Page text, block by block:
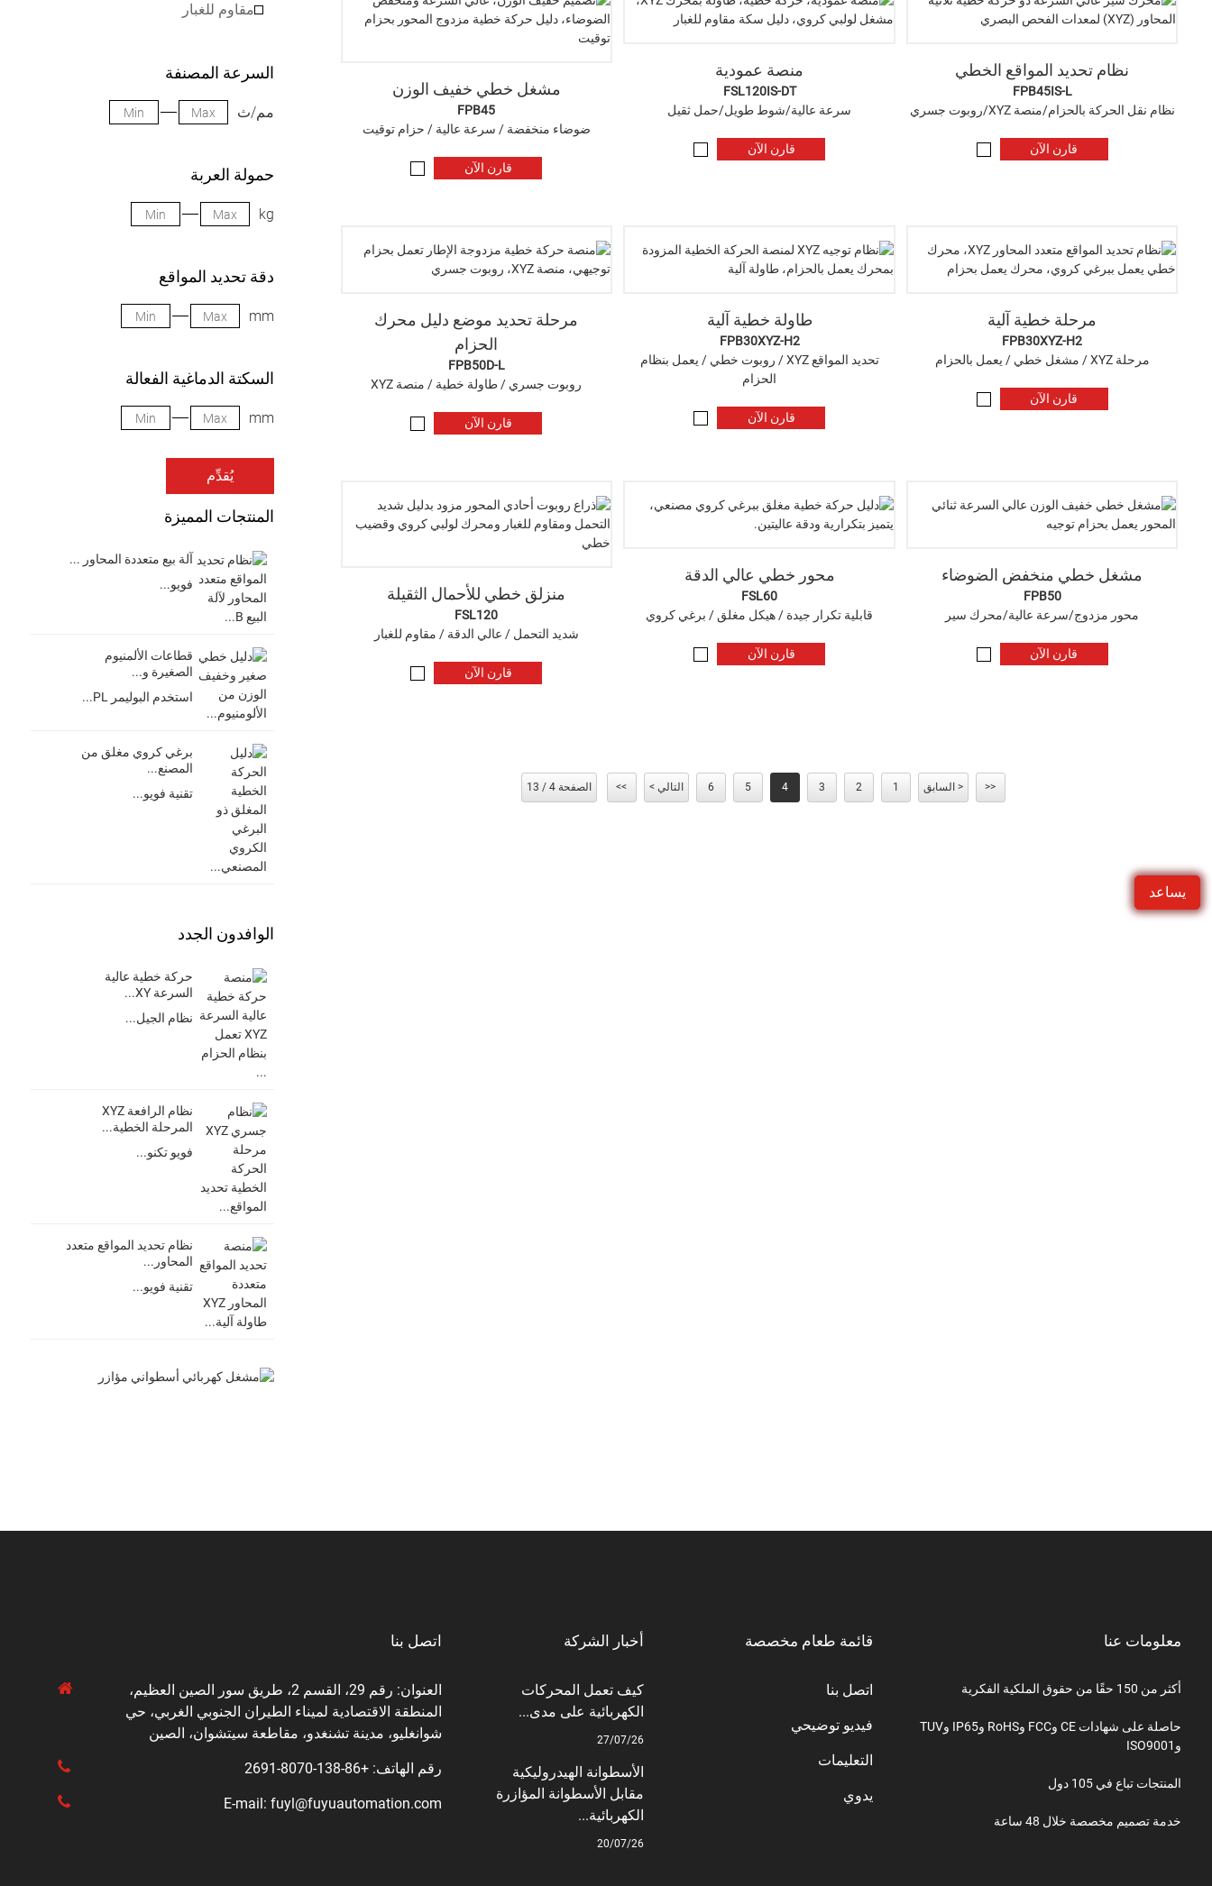
يساعد
مقاوم للغبار
السرعة المصنفة
مم/ث
حمولة العربة
kg
دقة تحديد المواقع
mm
السكتة الدماغية الفعالة
mm
يُقدِّم
المنتجات المميزة
آلة بيع متعددة المحاور ...
فويو...
قطاعات الألمنيوم
الصغيرة و...
استخدم البوليمر PL...
برغي كروي مغلق من
المصنع...
تقنية فويو...
الوافدون الجدد
حركة خطية عالية
السرعة XY...
نظام الجيل...
نظام الرافعة XYZ
المرحلة الخطية...
فويو تكنو...
نظام تحديد المواقع متعدد
المحاور...
تقنية فويو...
نظام تحديد المواقع الخطي
FPB45IS-L
نظام نقل الحركة بالحزام/منصة XYZ/روبوت جسري
قارن الآن
منصة عمودية
FSL120IS-DT
سرعة عالية/شوط طويل/حمل ثقيل
قارن الآن
مشغل خطي خفيف الوزن
FPB45
ضوضاء منخفضة / سرعة عالية / حزام توقيت
قارن الآن
مرحلة خطية آلية
FPB30XYZ-H2
مرحلة XYZ / مشغل خطي / يعمل بالحزام
قارن الآن
طاولة خطية آلية
FPB30XYZ-H2
تحديد المواقع XYZ / روبوت خطي / يعمل بنظام
الحزام
قارن الآن
مرحلة تحديد موضع دليل محرك
الحزام
FPB50D-L
روبوت جسري / طاولة خطية / منصة XYZ
قارن الآن
مشغل خطي منخفض الضوضاء
FPB50
محور مزدوج/سرعة عالية/محرك سير
قارن الآن
محور خطي عالي الدقة
FSL60
قابلية تكرار جيدة / هيكل مغلق / برغي كروي
قارن الآن
منزلق خطي للأحمال الثقيلة
FSL120
شديد التحمل / عالي الدقة / مقاوم للغبار
قارن الآن
<< < السابق 1
2
3
4
5
6 التالي > >> الصفحة 4 / 13
معلومات عنا
أكثر من 150 حقًا من حقوق الملكية الفكرية
حاصلة على شهادات CE وFCC وRoHS وIP65 وTUV
وISO9001
المنتجات تباع في 105 دول
خدمة تصميم مخصصة خلال 48 ساعة
قائمة طعام مخصصة
اتصل بنا
فيديو توضيحي
التعليمات
يدوي
أخبار الشركة
كيف تعمل المحركات
الكهربائية على مدى...
27/07/26
الأسطوانة الهيدروليكية
مقابل الأسطوانة المؤازرة
الكهربائية...
20/07/26
اتصل بنا
العنوان: رقم 29، القسم 2، طريق سور الصين العظيم،
المنطقة الاقتصادية لميناء الطيران الجنوبي الغربي، حي
شوانغليو، مدينة تشنغدو، مقاطعة سيتشوان، الصين
رقم الهاتف: +86-138-8070-2691
E-mail: fuyl@fuyuautomation.com